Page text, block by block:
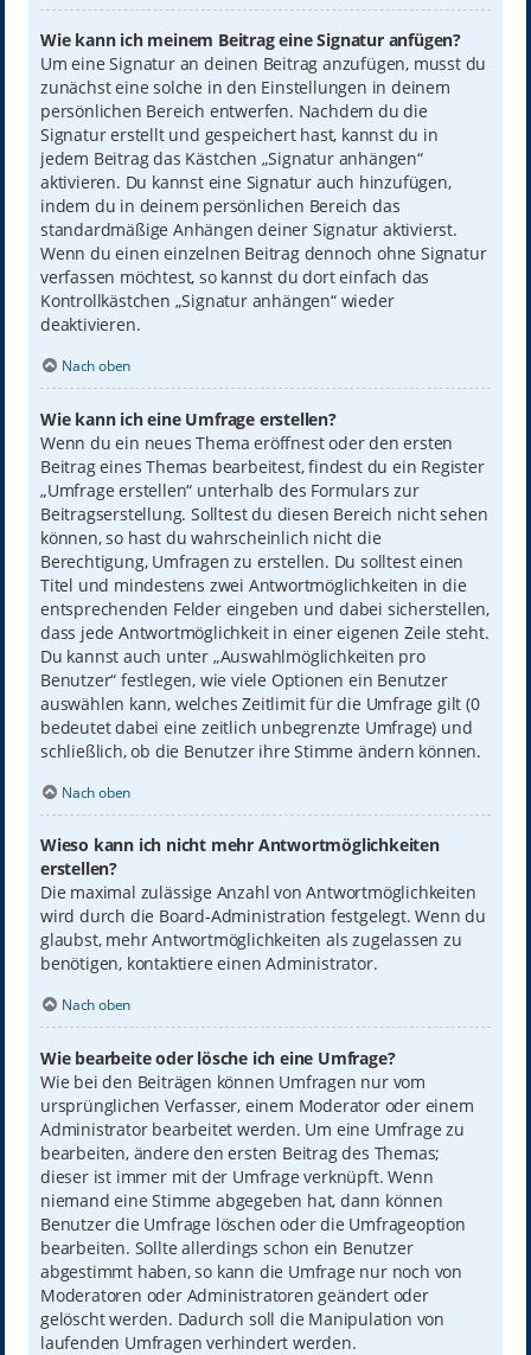
Wie kann ich meinem Beitrag eine Signatur anfügen?
Um eine Signatur an deinen Beitrag anzufügen, musst du
zunächst eine solche in den Einstellungen in deinem
persönlichen Bereich entwerfen. Nachdem du die
Signatur erstellt und gespeichert hast, kannst du in
jedem Beitrag das Kästchen „Signatur anhängen“
aktivieren. Du kannst eine Signatur auch hinzufügen,
indem du in deinem persönlichen Bereich das
standardmäßige Anhängen deiner Signatur aktivierst.
Wenn du einen einzelnen Beitrag dennoch ohne Signatur
verfassen möchtest, so kannst du dort einfach das
Kontrollkästchen „Signatur anhängen“ wieder
deaktivieren.
Nach oben
Wie kann ich eine Umfrage erstellen?
Wenn du ein neues Thema eröffnest oder den ersten
Beitrag eines Themas bearbeitest, findest du ein Register
„Umfrage erstellen“ unterhalb des Formulars zur
Beitragserstellung. Solltest du diesen Bereich nicht sehen
können, so hast du wahrscheinlich nicht die
Berechtigung, Umfragen zu erstellen. Du solltest einen
Titel und mindestens zwei Antwortmöglichkeiten in die
entsprechenden Felder eingeben und dabei sicherstellen,
dass jede Antwortmöglichkeit in einer eigenen Zeile steht.
Du kannst auch unter „Auswahlmöglichkeiten pro
Benutzer“ festlegen, wie viele Optionen ein Benutzer
auswählen kann, welches Zeitlimit für die Umfrage gilt (0
bedeutet dabei eine zeitlich unbegrenzte Umfrage) und
schließlich, ob die Benutzer ihre Stimme ändern können.
Nach oben
Wieso kann ich nicht mehr Antwortmöglichkeiten
erstellen?
Die maximal zulässige Anzahl von Antwortmöglichkeiten
wird durch die Board-Administration festgelegt. Wenn du
glaubst, mehr Antwortmöglichkeiten als zugelassen zu
benötigen, kontaktiere einen Administrator.
Nach oben
Wie bearbeite oder lösche ich eine Umfrage?
Wie bei den Beiträgen können Umfragen nur vom
ursprünglichen Verfasser, einem Moderator oder einem
Administrator bearbeitet werden. Um eine Umfrage zu
bearbeiten, ändere den ersten Beitrag des Themas;
dieser ist immer mit der Umfrage verknüpft. Wenn
niemand eine Stimme abgegeben hat, dann können
Benutzer die Umfrage löschen oder die Umfrageoption
bearbeiten. Sollte allerdings schon ein Benutzer
abgestimmt haben, so kann die Umfrage nur noch von
Moderatoren oder Administratoren geändert oder
gelöscht werden. Dadurch soll die Manipulation von
laufenden Umfragen verhindert werden.